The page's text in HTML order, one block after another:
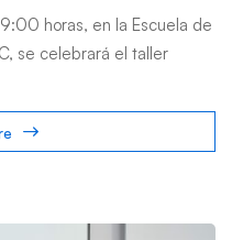
horas, en la Escuela de
se celebrará el taller